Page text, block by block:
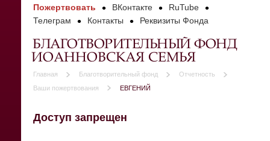
Пожертвовать ВКонтакте
RuTube
Телеграм
Контакты Реквизиты Фонда
БЛАГОТВОРИТЕЛЬНЫЙ ФОНД
ИОАННОВСКАЯ СЕМЬЯ
Главная Благотворительный фонд
Отчетность
Ваши пожертвования
ЕВГЕНИЙ
Доступ запрещен